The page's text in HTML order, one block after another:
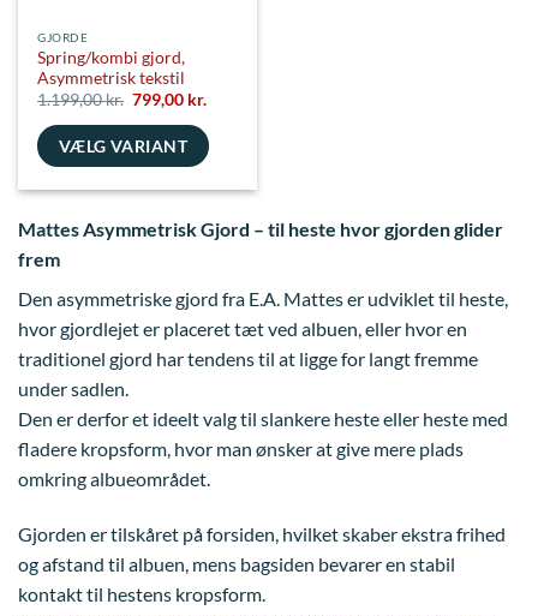
GJORDE
Spring/kombi gjord,
Asymmetrisk tekstil
1.199,00kr. Den
oprindelige
pris
var:
1.199,00 kr..
799,00 kr.Den
pris
er:
799,00 kr..
VÆLG VARIANT
har
flere
Mulighederne
kan
vælges
på
Mattes Asymmetrisk Gjord – til heste hvor gjorden glider
frem
Den asymmetriske gjord fra E.A. Mattes er udviklet til heste,
hvor gjordlejet er placeret tæt ved albuen, eller hvor en
traditionel gjord har tendens til at ligge for langt fremme
under sadlen.
Den er derfor et ideelt valg til slankere heste eller heste med
fladere kropsform, hvor man ønsker at give mere plads
omkring albueområdet.
Gjorden er tilskåret på forsiden, hvilket skaber ekstra frihed
og afstand til albuen, mens bagsiden bevarer en stabil
kontakt til hestens kropsform.